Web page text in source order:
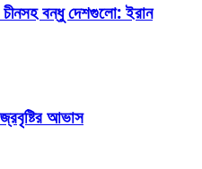
চীনসহ বন্ধু দেশগুলো: ইরান
আভাস